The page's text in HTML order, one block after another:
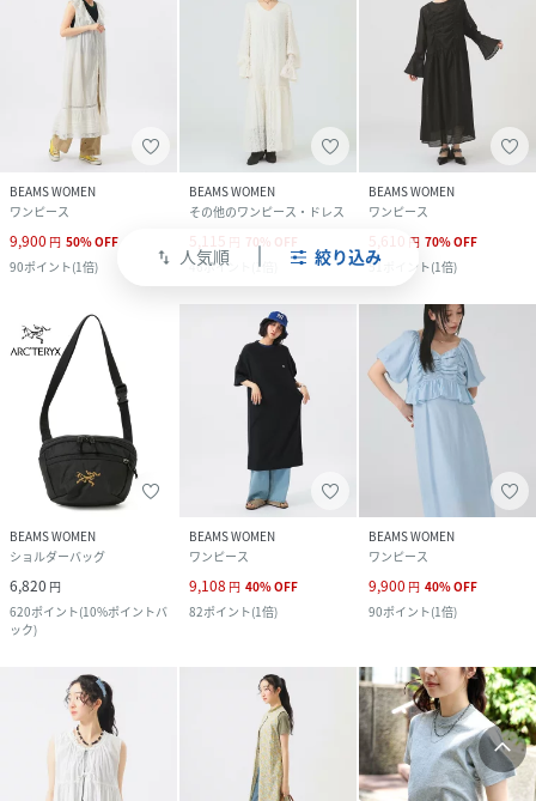
swap_vert 人気順 絞り込み
BEAMS WOMEN
ワンピース
9,900 円 50%OFF
90ポイント(1倍)
BEAMS WOMEN
その他のワンピース・ドレス
5,115 円 70 % OFF
46ポイント 1倍
BEAMS WOMEN
ワンピース
5,610 円 70%OFF
51
ポイント(1倍)
BEAMS WOMEN
ショルダーバッグ
6,820 円
620ポイント(10%ポイントバ
ック)
BEAMS WOMEN
ワンピース
9,108 円 40%OFF
82ポイント(1倍)
BEAMS WOMEN
ワンピース
9,900 円 40%OFF
90ポイント(1倍)